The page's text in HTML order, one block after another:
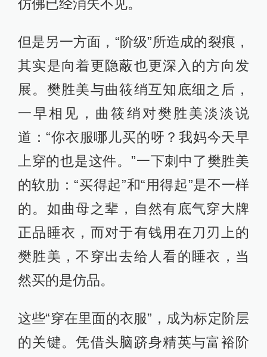
仿佛已经消失不见。
但是另一方面，“阶级”所造成的裂痕，
其实是向着更隐蔽也更深入的方向发
展。樊胜美与曲筱绡互知底细之后，
一早相见，曲筱绡对樊胜美淡淡说
道：“你衣服哪儿买的呀？我妈今天早
上穿的也是这件。”一下刺中了樊胜美
的软肋：“买得起”和“用得起”是不一样
的。如曲母之辈，自然有底气穿大牌
正品睡衣，而对于有钱用在刀刃上的
樊胜美，不穿出去给人看的睡衣，当
然买的是仿品。
这些“穿在里面的衣服”，成为标定阶层
的关键。凭借头脑跻身精英与富裕阶